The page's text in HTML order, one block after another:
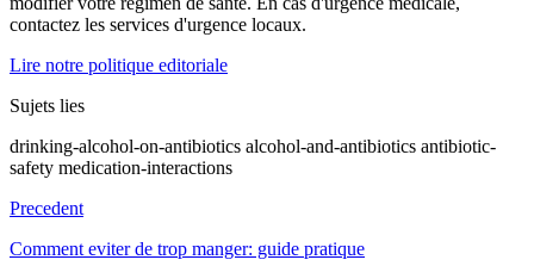
contactez les services d'urgence locaux.
Lire notre politique editoriale
Sujets lies
drinking-alcohol-on-antibiotics alcohol-and-antibiotics antibiotic-
safety medication-interactions
Precedent
Comment eviter de trop manger: guide pratique